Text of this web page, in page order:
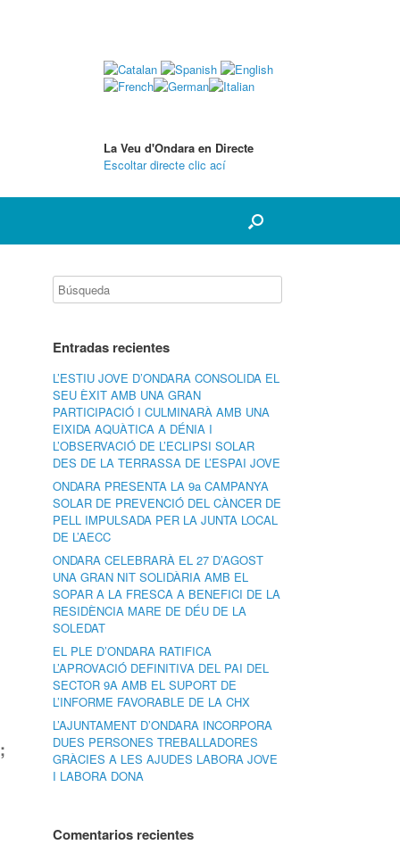
La Veu d'Ondara en Directe
Escoltar directe clic ací
Entradas recientes
L’ESTIU JOVE D’ONDARA CONSOLIDA EL
SEU ÈXIT AMB UNA GRAN
PARTICIPACIÓ I CULMINARÀ AMB UNA
EIXIDA AQUÀTICA A DÉNIA I
L’OBSERVACIÓ DE L’ECLIPSI SOLAR
DES DE LA TERRASSA DE L’ESPAI JOVE
ONDARA PRESENTA LA 9a CAMPANYA
SOLAR DE PREVENCIÓ DEL CÀNCER DE
PELL IMPULSADA PER LA JUNTA LOCAL
DE L’AECC
ONDARA CELEBRARÀ EL 27 D’AGOST
UNA GRAN NIT SOLIDÀRIA AMB EL
SOPAR A LA FRESCA A BENEFICI DE LA
RESIDÈNCIA MARE DE DÉU DE LA
SOLEDAT
EL PLE D’ONDARA RATIFICA
L’APROVACIÓ DEFINITIVA DEL PAI DEL
SECTOR 9A AMB EL SUPORT DE
L’INFORME FAVORABLE DE LA CHX
L’AJUNTAMENT D’ONDARA INCORPORA
DUES PERSONES TREBALLADORES
GRÀCIES A LES AJUDES LABORA JOVE
I LABORA DONA
Comentarios recientes